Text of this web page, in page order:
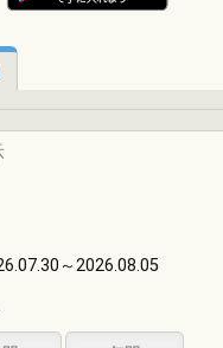
～2026.08.05